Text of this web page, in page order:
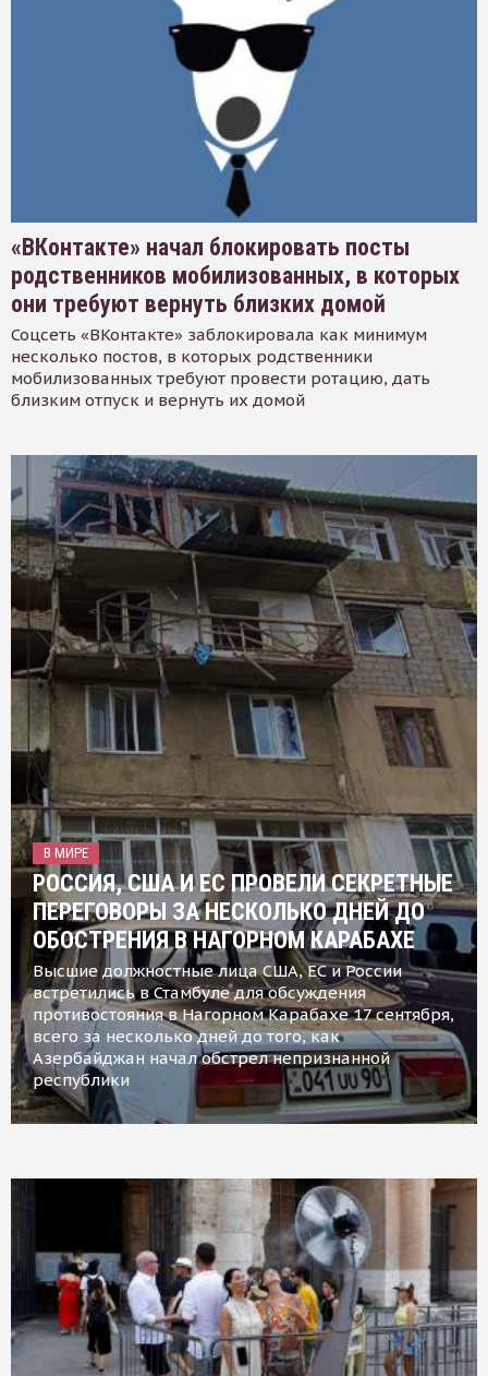
«ВКонтакте» начал блокировать посты
родственников мобилизованных, в которых
они требуют вернуть близких домой
Соцсеть «ВКонтакте» заблокировала как минимум
несколько постов, в которых родственники
мобилизованных требуют провести ротацию, дать
близким отпуск и вернуть их домой
В МИРЕ
РОССИЯ, США И ЕС ПРОВЕЛИ СЕКРЕТНЫЕ
ПЕРЕГОВОРЫ ЗА НЕСКОЛЬКО ДНЕЙ ДО
ОБОСТРЕНИЯ В НАГОРНОМ КАРАБАХЕ
Высшие должностные лица США, ЕС и России
встретились в Стамбуле для обсуждения
противостояния в Нагорном Карабахе 17 сентября,
всего за несколько дней до того, как
Азербайджан начал обстрел непризнанной
республики